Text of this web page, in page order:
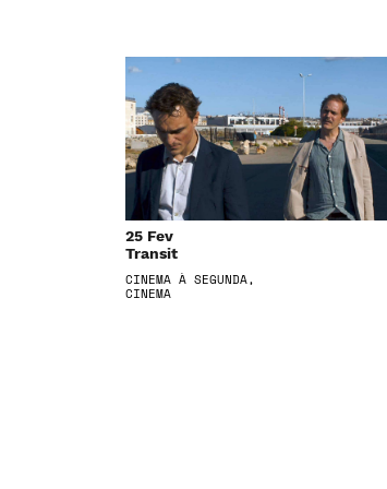
25 Fev
Transit
CINEMA À SEGUNDA,
CINEMA